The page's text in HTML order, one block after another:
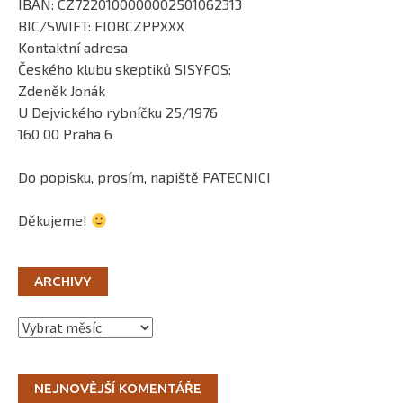
IBAN: CZ7220100000002501062313
BIC/SWIFT: FIOBCZPPXXX
Kontaktní adresa
Českého klubu skeptiků SISYFOS:
Zdeněk Jonák
U Dejvického rybníčku 25/1976
160 00 Praha 6
Do popisku, prosím, napiště PATECNICI
Děkujeme!
ARCHIVY
Archivy
NEJNOVĚJŠÍ KOMENTÁŘE